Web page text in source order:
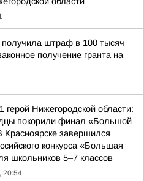
получила штраф в 100 тысяч
получение гранта на
Нижегородской области:
покорили финал «Большой
завершился
конкурса «Большая
школьников 5–7 классов
20:54